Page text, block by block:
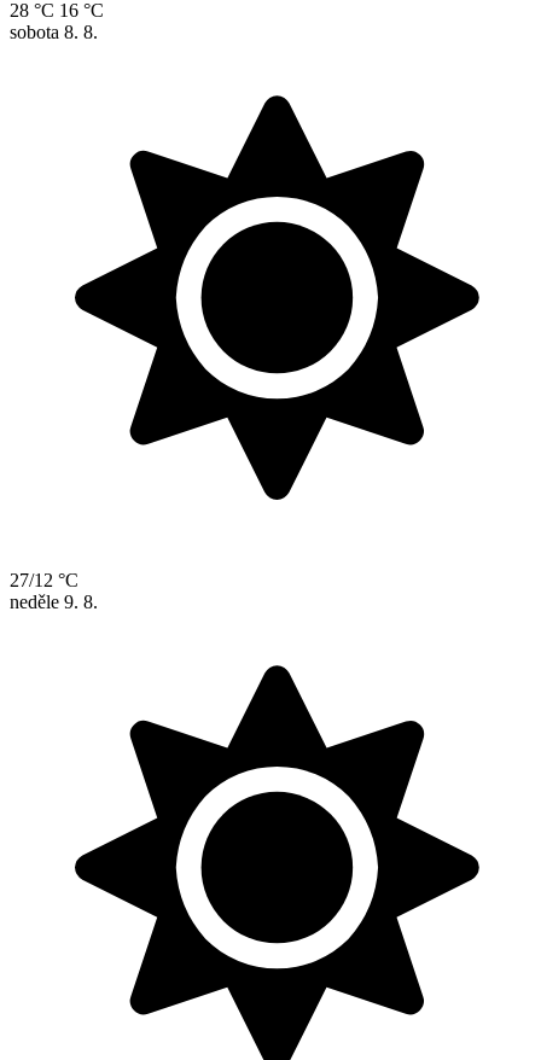
28 °C 16 °C
sobota 8. 8.
27/12 °C
neděle 9. 8.